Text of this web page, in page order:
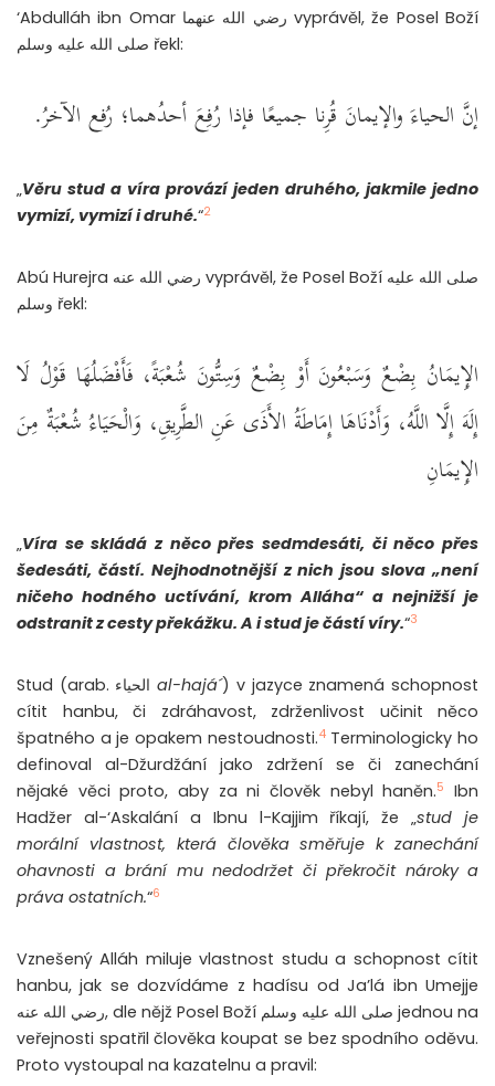
‘Abdulláh ibn Omar رضي الله عنهما vyprávěl, že Posel Boží
صلى الله عليه وسلم řekl:
إنَّ الحياءَ والإيمانَ قُرِنا جميعًا فإذا رُفِعَ أحدُهما؛ رُفع الآخرُ.
„Věru stud a víra provází jeden druhého, jakmile jedno
vymizí, vymizí i druhé.“2
Abú Hurejra رضي الله عنه vyprávěl, že Posel Boží صلى الله عليه
وسلم řekl:
الإِيمَانُ بِضْعٌ وَسَبْعُونَ أَوْ بِضْعٌ وَسِتُّونَ شُعْبَةً، فَأَفْضَلُهَا قَوْلُ لَا
إِلَهَ إِلَّا اللَّهُ، وَأَدْنَاهَا إِمَاطَةُ الأَذَى عَنِ الطَّرِيقِ، وَالْحَيَاءُ شُعْبَةٌ مِنَ
الإِيمَانِ
„Víra se skládá z něco přes sedmdesáti, či něco přes
šedesáti, částí. Nejhodnotnější z nich jsou slova „není
ničeho hodného uctívání, krom Alláha“ a nejnižší je
odstranit z cesty překážku. A i stud je částí víry.“3
Stud (arab. الحياءal-hajá´) v jazyce znamená schopnost
cítit hanbu, či zdráhavost, zdrženlivost učinit něco
špatného a je opakem nestoudnosti.4Terminologicky ho
definoval al-Džurdžání jako zdržení se či zanechání
nějaké věci proto, aby za ni člověk nebyl haněn.5
Ibn
Hadžer al-‘Askalání a Ibnu l-Kajjim říkají, že „stud je
morální vlastnost, která člověka směřuje k zanechání
ohavnosti a brání mu nedodržet či překročit nároky a
práva ostatních.“6
Vznešený Alláh miluje vlastnost studu a schopnost cítit
hanbu, jak se dozvídáme z hadísu od Ja’lá ibn Umejje
رضي الله عنه, dle nějž Posel Boží صلى الله عليه وسلم jednou na
veřejnosti spatřil člověka koupat se bez spodního oděvu.
Proto vystoupal na kazatelnu a pravil: